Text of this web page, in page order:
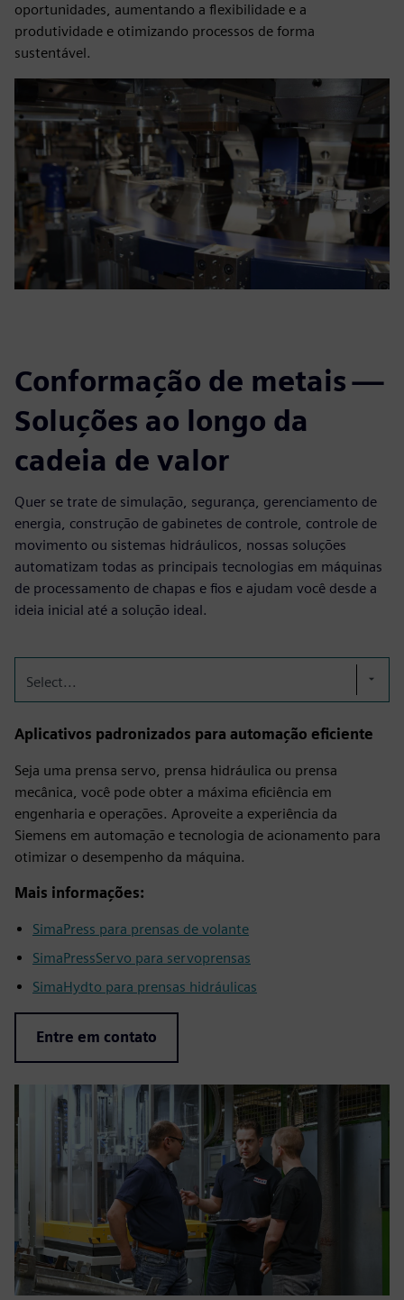
oportunidades, aumentando a flexibilidade e a
produtividade e otimizando processos de forma
sustentável.
Conformação de metais —
Soluções ao longo da
cadeia de valor
Quer se trate de simulação, segurança, gerenciamento de
energia, construção de gabinetes de controle, controle de
movimento ou sistemas hidráulicos, nossas soluções
automatizam todas as principais tecnologias em máquinas
de processamento de chapas e fios e ajudam você desde a
ideia inicial até a solução ideal.
Select...
Aplicativos padronizados para automação eficiente
Seja uma prensa servo, prensa hidráulica ou prensa
mecânica, você pode obter a máxima eficiência em
engenharia e operações. Aproveite a experiência da
Siemens em automação e tecnologia de acionamento para
otimizar o desempenho da máquina.
Mais informações:
SimaPress para prensas de volante
SimaPressServo para servoprensas
SimaHydto para prensas hidráulicas
Entre em contato